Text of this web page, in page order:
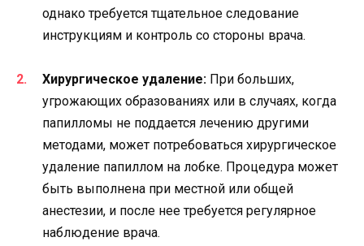
однако требуется тщательное следование
инструкциям и контроль со стороны врача.
Хирургическое удаление: При больших,
угрожающих образованиях или в случаях, когда
папилломы не поддается лечению другими
методами, может потребоваться хирургическое
удаление папиллом на лобке. Процедура может
быть выполнена при местной или общей
анестезии, и после нее требуется регулярное
наблюдение врача.